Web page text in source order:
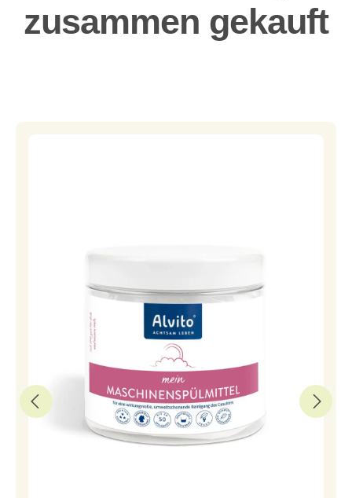
zusammen gekauft